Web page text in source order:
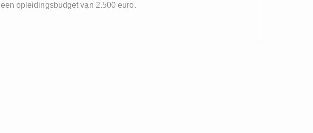
een opleidingsbudget van 2.500 euro.